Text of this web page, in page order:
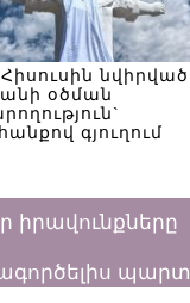
նվիրված
օծման
գյուղում
իրավունքները